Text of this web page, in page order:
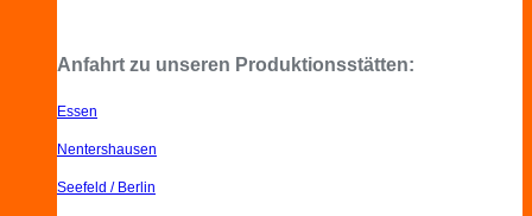
Anfahrt zu unseren Produktionsstätten:
Essen
Nentershausen
Seefeld / Berlin